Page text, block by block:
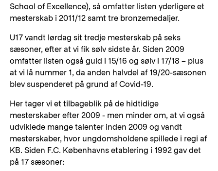
School of Excellence), så omfatter listen yderligere et
mesterskab i 2011/12 samt tre bronzemedaljer.
U17 vandt lørdag sit tredje mesterskab på seks
sæsoner, efter at vi fik sølv sidste år. Siden 2009
omfatter listen også guld i 15/16 og sølv i 17/18 – plus
at vi lå nummer 1, da anden halvdel af 19/20-sæsonen
blev suspenderet på grund af Covid-19.
Her tager vi et tilbageblik på de hidtidige
mesterskaber efter 2009 - men minder om, at vi også
udviklede mange talenter inden 2009 og vandt
mesterskaber, hvor ungdomsholdene spillede i regi af
KB. Siden F.C. Københavns etablering i 1992 gav det
på 17 sæsoner: